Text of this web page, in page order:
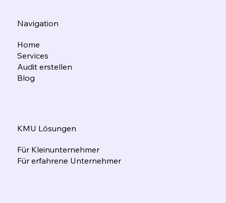
Navigation
Home
Services
Audit erstellen
Blog
KMU Lösungen
Für Kleinunternehmer
Für erfahrene Unternehmer